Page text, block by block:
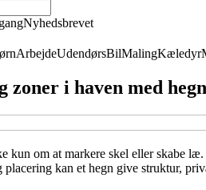
Nyhedsbrevet
ArbejdeUdendørsBilMalingKæledyr
zoner i haven med hegn
kun om at markere skel eller skabe
placering kan et hegn give struktur,